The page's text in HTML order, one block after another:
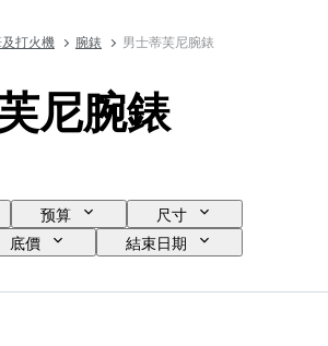
打火機 腕錶 男士蒂芙尼腕錶
尼腕錶
预算
尺寸
底價
結束日期